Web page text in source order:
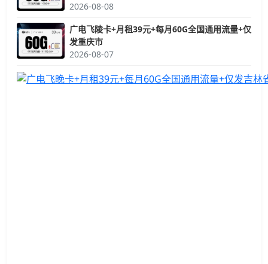
2026-08-08
广电飞陵卡+月租39元+每月60G全国通用流量+仅
发重庆市
2026-08-07